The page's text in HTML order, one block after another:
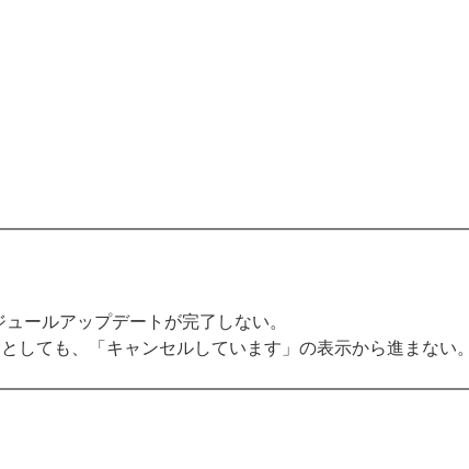
ールアップデートが完了しない。
しても、「キャンセルしています」の表示から進まない。